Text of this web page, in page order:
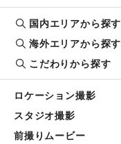
国内エリアから探す
海外エリアから探す
こだわりから探す
ロケーション撮影
スタジオ撮影
前撮りムービー